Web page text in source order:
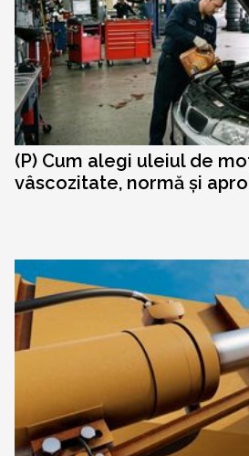
(P) Cum alegi uleiul de
vâscozitate, normă și